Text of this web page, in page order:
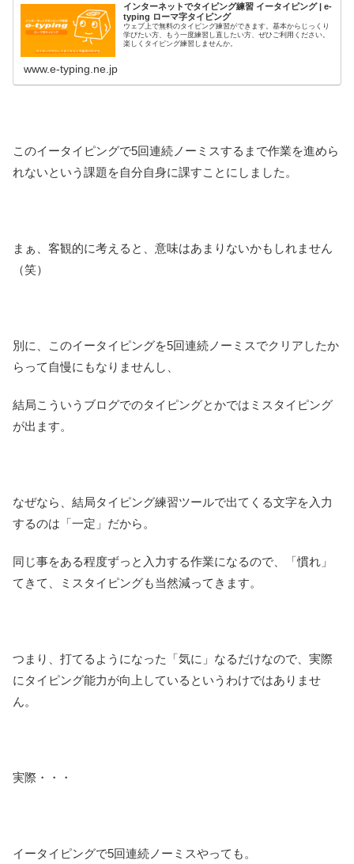
インターネットでタイピング練習 イータイピング | e-
typing ローマ字タイピング
ウェブ上で無料のタイピング練習ができます。基本からじっくり
学びたい方、もう一度練習し直したい方、ぜひご利用ください。
楽しくタイピング練習しませんか。
www.e-typing.ne.jp
このイータイピングで5回連続ノーミスするまで作業を進めら
れないという課題を自分自身に課すことにしました。
まぁ、客観的に考えると、意味はあまりないかもしれません
（笑）
別に、このイータイピングを5回連続ノーミスでクリアしたか
らって自慢にもなりませんし、
結局こういうブログでのタイピングとかではミスタイピング
が出ます。
なぜなら、結局タイピング練習ツールで出てくる文字を入力
するのは「一定」だから。
同じ事をある程度ずっと入力する作業になるので、「慣れ」
てきて、ミスタイピングも当然減ってきます。
つまり、打てるようになった「気に」なるだけなので、実際
にタイピング能力が向上しているというわけではありませ
ん。
実際・・・
イータイピングで5回連続ノーミスやっても。